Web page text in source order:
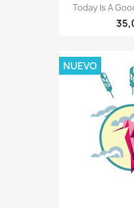
Today Is A
NUEVO